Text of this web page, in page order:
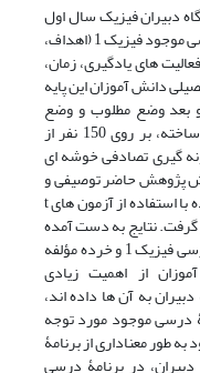
دبیران فیزیک سال اول
دبیرستان در مورد نقش عناصر برنامۀ درسی موجود فیزیک 1 (اهداف،
های یادگیری، زمان،
دانش آموزان این پایه
بعد وضع مطلوب و وضع
موجود، با استفاده از پرسش نامۀ محقق ساخته، بر روی 150 نفر از
روش نمونه گیری تصادفی خوشه ای
پژوهش حاضر توصیفی و
از نوع پیمایشی بود. داده های به دست آمده با استفاده از آزمون های t
گرفت. نتایج به دست آمده
نشان داد که: همۀ عناصر نه گانۀ برنامۀ درسی فیزیک 1 و خرده مؤلفه
از اهمیت زیادی
به آن ها داده اند،
درسی موجود مورد توجه
طور معناداری از برنامۀ
در برنامۀ درسی